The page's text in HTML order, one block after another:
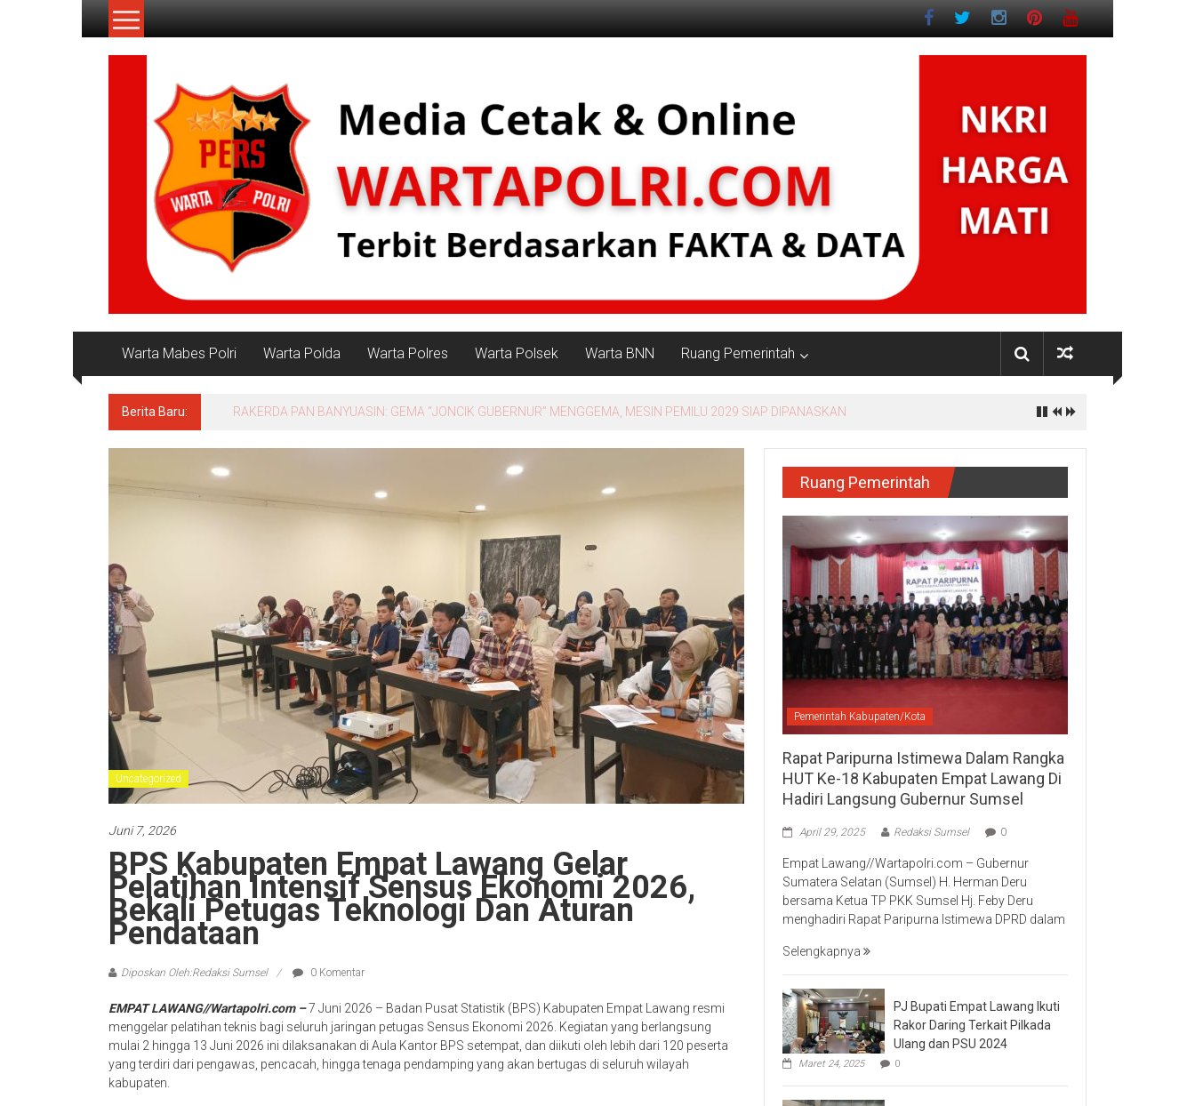
Lompat
Jurnalisme
Warta Mabes Polri Warta Polda Warta Polres Warta Polsek Warta BNN Ruang Pemerintah
Berita Baru: ADA APA DI BALIK PINTU BPS?! Datang Minta Klarifikasi, Kepala BPS “LARI”! Dibilang ADA, Lalu Tiba-Tiba HILANG Seperti HANTU!
Uncategorized
Juni 7, 2026
BPS Kabupaten Empat Lawang Gelar
Pelatihan Intensif Sensus Ekonomi 2026,
Bekali Petugas Teknologi Dan Aturan
Pendataan
Diposkan Oleh:Redaksi Sumsel 0 Komentar
EMPAT LAWANG//Wartapolri.com –7 Juni 2026 – Badan Pusat Statistik (BPS) Kabupaten Empat Lawang resmi
menggelar pelatihan teknis bagi seluruh jaringan petugas Sensus Ekonomi 2026. Kegiatan yang berlangsung
mulai 2 hingga 13 Juni 2026 ini dilaksanakan di Aula Kantor BPS setempat, dan diikuti oleh lebih dari 120 peserta
yang terdiri dari pengawas, pencacah, hingga tenaga pendamping yang akan bertugas di seluruh wilayah
kabupaten.
Ruang Pemerintah
Pemerintah Kabupaten/Kota
Rapat Paripurna Istimewa Dalam Rangka
HUT Ke-18 Kabupaten Empat Lawang Di
Hadiri Langsung Gubernur Sumsel
April 29, 2025 Redaksi Sumsel 0
Empat Lawang//Wartapolri.com – Gubernur
Sumatera Selatan (Sumsel) H. Herman Deru
bersama Ketua TP PKK Sumsel Hj. Feby Deru
menghadiri Rapat Paripurna Istimewa DPRD dalam
Selengkapnya
PJ Bupati Empat Lawang Ikuti
Rakor Daring Terkait Pilkada
Ulang dan PSU 2024
Maret 24, 2025 0